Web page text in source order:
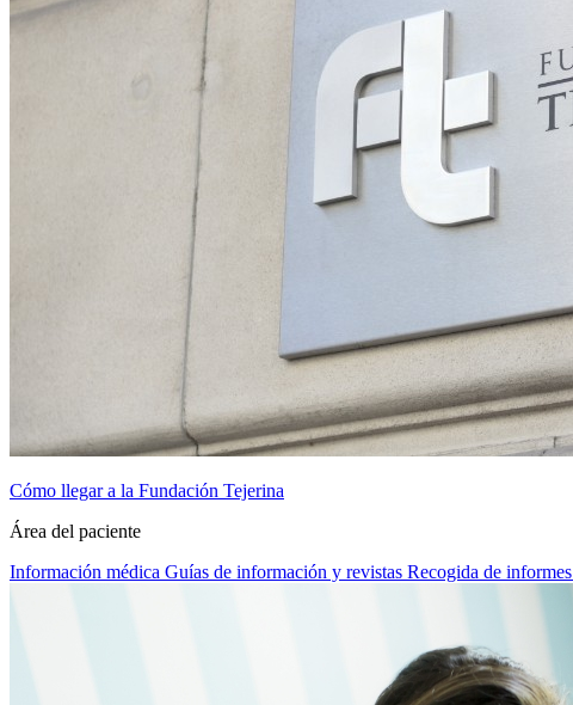
Cómo llegar a la Fundación Tejerina
Área del paciente
Información médica Guías de información y revistas Recogida de informes